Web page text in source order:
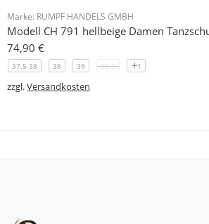
Marke: RUMPF HANDELS GMBH
Modell CH 791 hellbeige Damen
74,90 €
37.5-38 38 39 39.5 1
zzgl.Versandkosten